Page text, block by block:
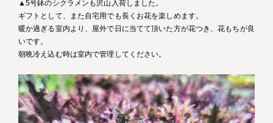
▲5号鉢のシクラメンも沢山入荷しました。
ギフトとして、また自宅用でも長くお花を楽しめます。
暖か過ぎる室内より、屋外で日に当てて頂いた方が花つき、花もちが良
いです。
朝晩冷え込む時は室内で管理してください。